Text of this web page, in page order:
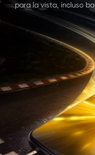
para la vista, incluso